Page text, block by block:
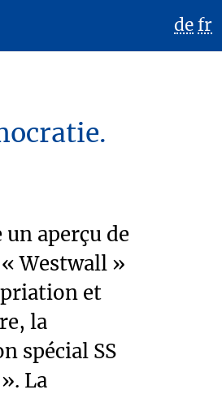
defr
aperçu de
Westwall »
et
la
spécial SS
La